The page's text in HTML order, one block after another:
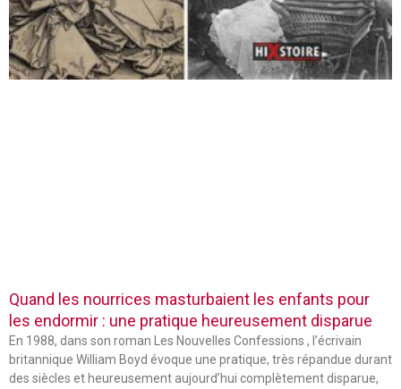
Quand les nourrices masturbaient les enfants pour
les endormir : une pratique heureusement disparue
En 1988, dans son roman Les Nouvelles Confessions , l’écrivain
britannique William Boyd évoque une pratique, très répandue durant
des siècles et heureusement aujourd’hui complètement disparue,